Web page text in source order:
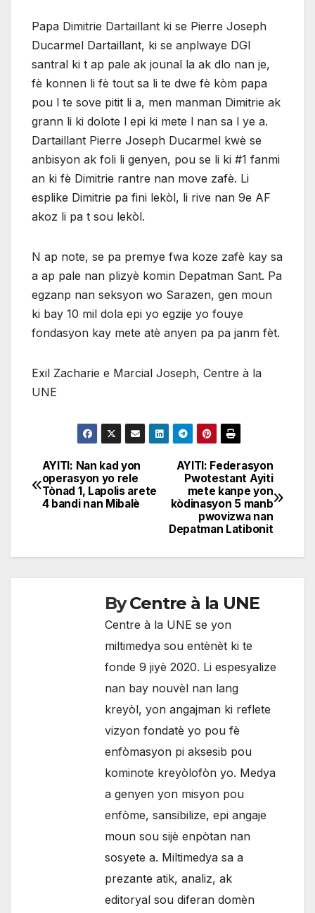
Papa Dimitrie Dartaillant ki se Pierre Joseph
Ducarmel Dartaillant, ki se anplwaye DGI
santral ki t ap pale ak jounal la ak dlo nan je,
fè konnen li fè tout sa li te dwe fè kòm papa
pou l te sove pitit li a, men manman Dimitrie ak
grann li ki dolote l epi ki mete l nan sa l ye a.
Dartaillant Pierre Joseph Ducarmel kwè se
anbisyon ak foli li genyen, pou se li ki #1 fanmi
an ki fè Dimitrie rantre nan move zafè. Li
esplike Dimitrie pa fini lekòl, li rive nan 9e AF
akoz li pa t sou lekòl.
N ap note, se pa premye fwa koze zafè kay sa
a ap pale nan plizyè komin Depatman Sant. Pa
egzanp nan seksyon wo Sarazen, gen moun
ki bay 10 mil dola epi yo egzije yo fouye
fondasyon kay mete atè anyen pa pa janm fèt.
Exil Zacharie e Marcial Joseph, Centre à la
UNE
Navigation
de
AYITI: Federasyon
Pwotestant Ayiti
mete kanpe yon
kòdinasyon 5 manb
pwovizwa nan
Depatman Latibonit
AYITI: Nan kad yon
operasyon yo rele
Tònad 1, Lapolis arete
4 bandi nan Mibalè
ByCentre à la UNE
Centre à la UNE se yon
miltimedya sou entènèt ki te
fonde 9 jiyè 2020. Li espesyalize
nan bay nouvèl nan lang
kreyòl, yon angajman ki reflete
vizyon fondatè yo pou fè
enfòmasyon pi aksesib pou
kominote kreyòlofòn yo. Medya
a genyen yon misyon pou
enfòme, sansibilize, epi angaje
moun sou sijè enpòtan nan
sosyete a. Miltimedya sa a
prezante atik, analiz, ak
editoryal sou diferan domèn